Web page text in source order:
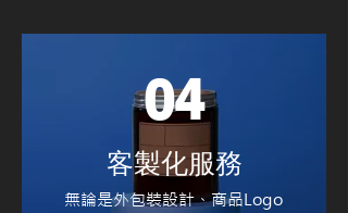
04
客製化服務
無論是外包裝設計、商品Logo